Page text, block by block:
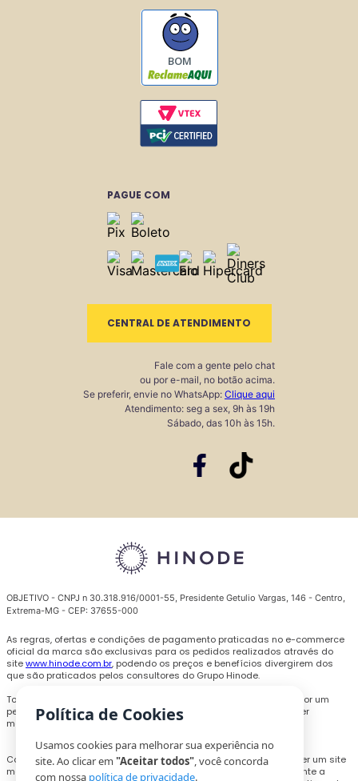
BOM
PAGUE COM
CENTRAL DE ATENDIMENTO
Fale com a gente pelo chat
ou por e-mail, no botão acima.
Se preferir, envie no WhatsApp: Clique aqui
Atendimento: seg a sex, 9h às 19h
Sábado, das 10h às 15h.
OBJETIVO - CNPJ n 30.318.916/0001-55, Presidente Getulio Vargas, 146 - Centro,
Extrema-MG - CEP: 37655-000
As regras, ofertas e condições de pagamento praticadas no e-commerce
oficial da marca são exclusivas para os pedidos realizados através do
sitewww.hinode.com.br, podendo os preços e benefícios divergirem dos
que são praticados pelos consultores do Grupo Hinode.
Todas as promoções, descontos e preços são válidos somente por um
período limitado e podem ser alterados ou encerrados a qualquer
momento sem prévio aviso.
Com o objetivo de personalizar a experiência de compra e oferecer um site
melhor, cookies e outras tecnologias poderão ser utilizados durante a
Política de Cookies
Usamos cookies para melhorar sua experiência no
site. Ao clicar em "Aceitar todos", você concorda
com nossa política de privacidade.